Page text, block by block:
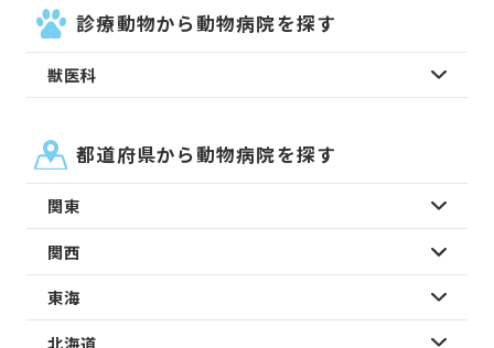
診療動物から動物病院を探す
獣医科
都道府県から動物病院を探す
関東
関西
東海
北海道